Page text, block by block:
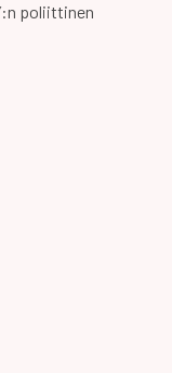
poliittinen